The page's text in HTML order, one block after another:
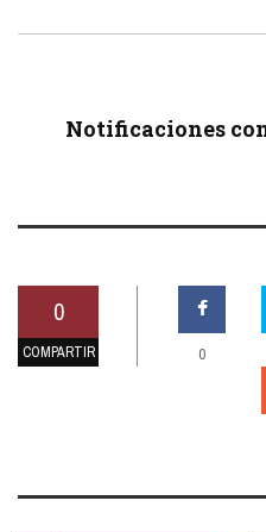
Notificaciones
0
COMPARTIR 0